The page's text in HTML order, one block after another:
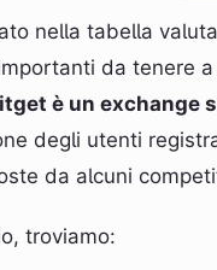
nella tabella
da tenere
è un exchange
degli utenti
da alcuni
troviamo: